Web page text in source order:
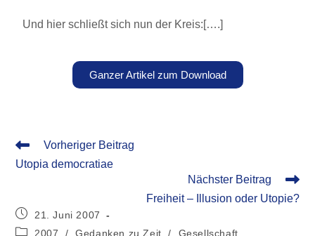
Und hier schließt sich nun der Kreis:[….]
Ganzer Artikel zum Download
Vorheriger Beitrag
Utopia democratiae
Nächster Beitrag
Freiheit – Illusion oder Utopie?
21. Juni 2007
2007
/ Gedanken zu Zeit / Gesellschaft,